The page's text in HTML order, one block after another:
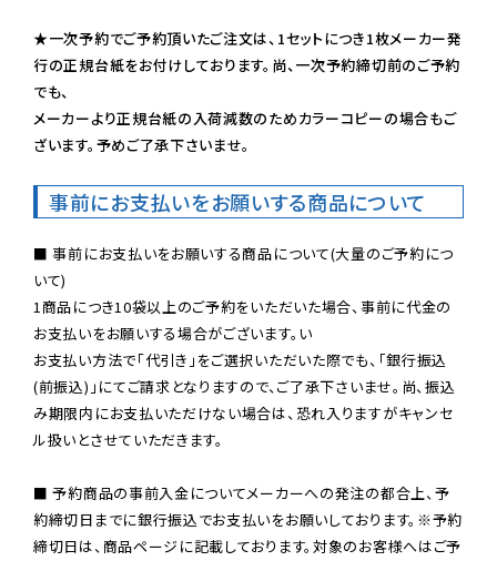
★一次予約でご予約頂いたご注文は、1セットにつき1枚メーカー発
行の正規台紙をお付けしております。尚、一次予約締切前のご予約
でも、
メーカーより正規台紙の入荷減数のためカラーコピーの場合もご
ざいます。予めご了承下さいませ。
事前にお支払いをお願いする商品について
■ 事前にお支払いをお願いする商品について(大量のご予約につ
いて)
1商品につき10袋以上のご予約をいただいた場合、事前に代金の
お支払いをお願いする場合がございます。い
お支払い方法で「代引き」をご選択いただいた際でも、「銀行振込
(前振込)」にてご請求となりますので、ご了承下さいませ。尚、振込
み期限内にお支払いただけない場合は、恐れ入りますがキャンセ
ル扱いとさせていただきます。
■ 予約商品の事前入金についてメーカーへの発注の都合上、予
約締切日までに銀行振込でお支払いをお願いしております。※予約
締切日は、商品ページに記載しております。対象のお客様へはご予